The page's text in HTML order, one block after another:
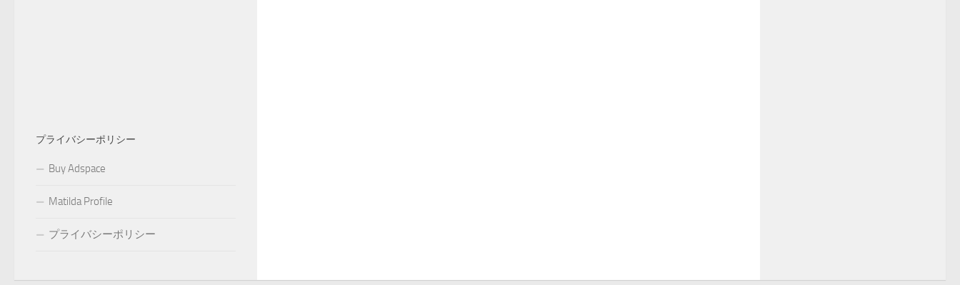
プライバシーポリシー
Buy Adspace
Matilda Profile
プライバシーポリシー